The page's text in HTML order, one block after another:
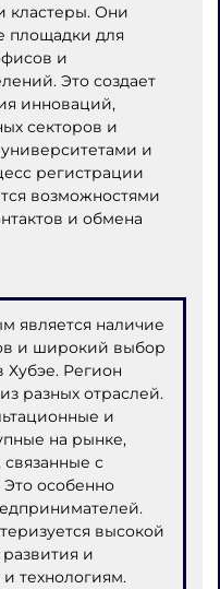
кластеры. Они
площадки для
и
Это создает
инноваций,
секторов и
и
регистрации
возможностями
и обмена
является наличие
и широкий выбор
Хубэе. Регион
разных отраслей.
и
на рынке,
с
особенно
высокой
и
технологиям.